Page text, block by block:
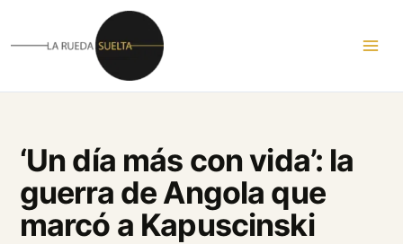
contenido
‘Un día más con vida’: la
guerra de Angola que
marcó a Kapuscinski